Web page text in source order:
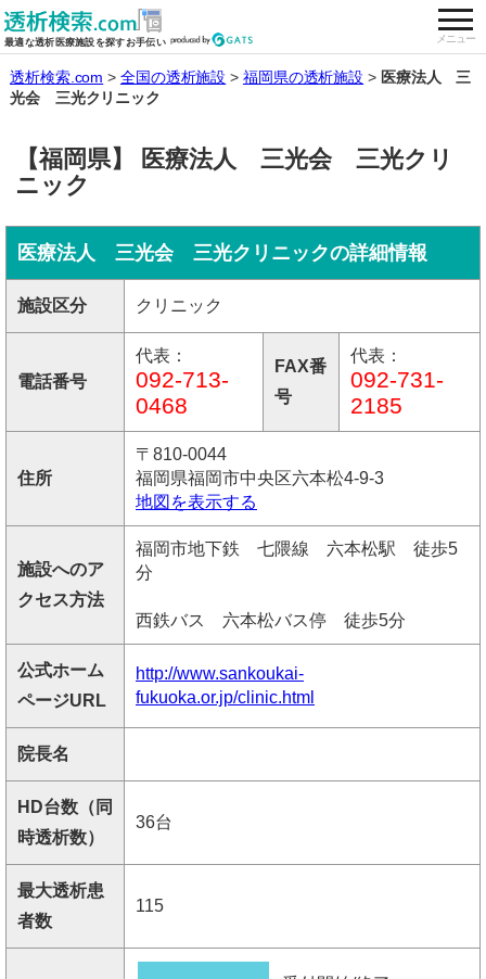
最適な透析医療施設を探すお手伝い メニュー
全国の透析施設を検索する
透析検索.com 全国の透析施設 福岡県の透析施設
医療法人 三
光会 三光クリニック
【福岡県】 医療法人 三光会 三光クリ
ニック
医療法人 三光会 三光クリニックの詳細情報
施設区分 クリニック
電話番号
代表：
092-713-
0468
FAX番
号
代表：
092-731-
2185
住所
〒810-0044
福岡県福岡市中央区六本松4-9-3
地図を表示する
施設へのア
クセス方法
福岡市地下鉄 七隈線 六本松駅 徒歩5
分
西鉄バス 六本松バス停 徒歩5分
公式ホーム
ページURL
http://www.sankoukai-
fukuoka.or.jp/clinic.html
院長名
HD台数（同
時透析数）
36台
最大透析患
者数
115